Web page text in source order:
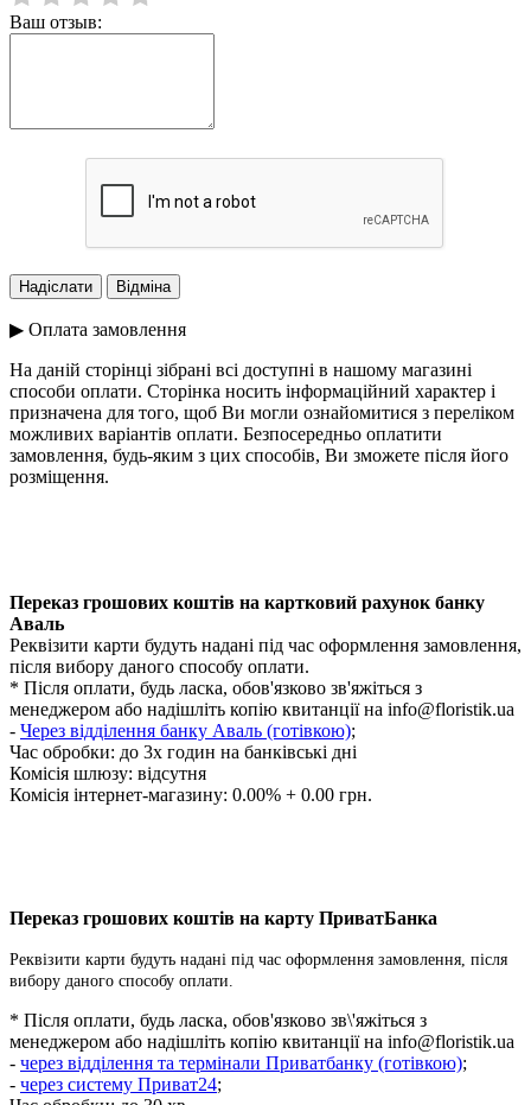
Ваш отзыв:
▶ Оплата замовлення
На даній сторінці зібрані всі доступні в нашому магазині
способи оплати. Сторінка носить інформаційний характер і
призначена для того, щоб Ви могли ознайомитися з переліком
можливих варіантів оплати. Безпосередньо оплатити
замовлення, будь-яким з цих способів, Ви зможете після його
розміщення.
Переказ грошових коштів на картковий рахунок банку
Аваль
Реквізити карти будуть надані під час оформлення замовлення,
після вибору даного способу оплати.
* Після оплати, будь ласка, обов'язково зв'яжіться з
менеджером або надішліть копію квитанції на info@floristik.ua
- Через відділення банку Аваль (готівкою);
Час обробки: до 3х годин на банківські дні
Комісія шлюзу: відсутня
Комісія інтернет-магазину: 0.00% + 0.00 грн.
Переказ грошових коштів на карту ПриватБанка
Реквізити карти будуть надані під час оформлення замовлення, після
вибору даного способу оплати.
* Після оплати, будь ласка, обов'язково зв\'яжіться з
менеджером або надішліть копію квитанції на info@floristik.ua
- через відділення та термінали Приватбанку (готівкою);
- через систему Приват24;